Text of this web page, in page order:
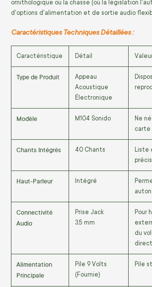
ornithologique ou la chasse (où la législation
d'options d'alimentation et de sortie audio
Caractéristiques Techniques Détaillées :
Caractéristique Détail
Type de Produit
Appeau
Acoustique
Électronique
Modèle M104 Sonido
Ne
carte
Chants Intégrés 40 Chants
Liste
Haut-Parleur Intégré
Connectivité
Audio
Prise Jack
3,5 mm
Pour
du
Alimentation
Principale
Pile 9 Volts
(Fournie)
Pile